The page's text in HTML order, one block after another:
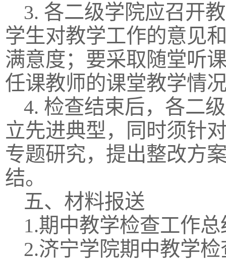
3. 各二级学院应召开
学生对教学工作的意见
满意度；要采取随堂听
任课教师的课堂教学情
4. 检查结束后，各二
立先进典型，同时须针
专题研究，提出整改方
结。
五、材料报送
1.期中教学检查工作
2.济宁学院期中教学